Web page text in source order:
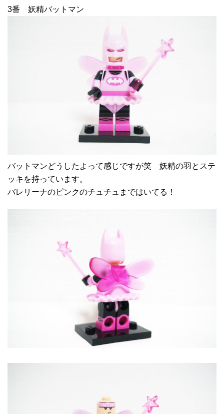
3番 妖精バットマン
バットマンどうしたよって感じですが笑 妖精の羽とステ
ッキを持っています。
バレリーナのピンクのチュチュまではいてる！